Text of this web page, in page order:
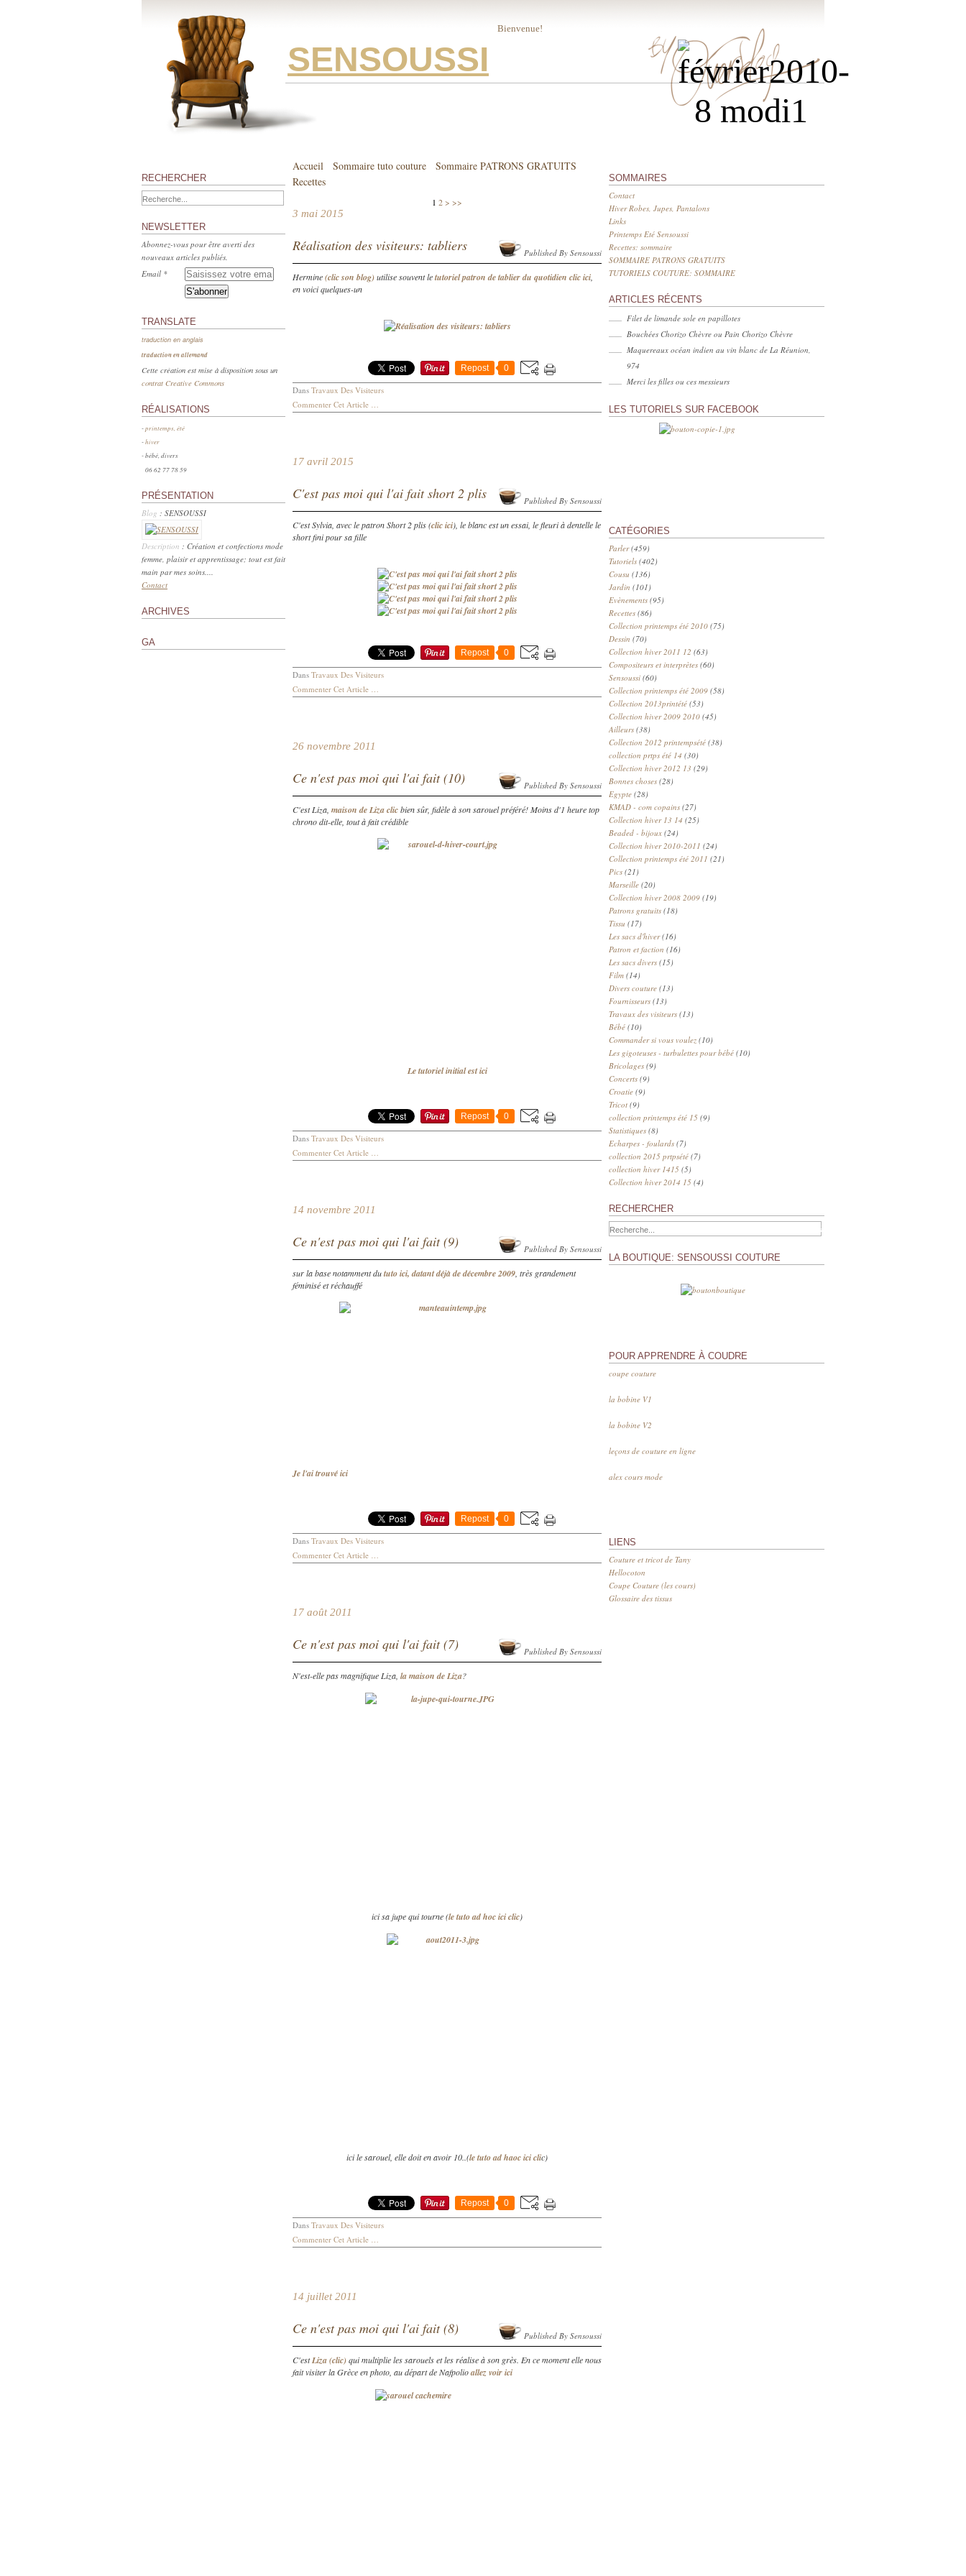
Bienvenue!
SENSOUSSI
RECHERCHER
NEWSLETTER
Abonnez-vous pour être averti des
nouveaux articles publiés.
Email
TRANSLATE
traduction en anglais
traduction en allemand
Cette création est mise à disposition sous un
contrat Creative Commons
RÉALISATIONS
-printemps, été
-hiver
- bébé, divers
06 62 77 78 59
PRÉSENTATION
Blog : SENSOUSSI
Description : Création et confections mode
femme, plaisir et apprentissage; tout est fait
main par mes soins....
Contact
ARCHIVES
GA
Accueil Sommaire tuto couture
Sommaire PATRONS GRATUITS
Recettes
1 2> >>
3 mai 2015
Réalisation des visiteurs: tabliers
Hermine(clic son blog)utilise souvent letutoriel patron de tablier du quotidien clic ici
en voici quelques-un
Repost 0
Published By Sensoussi
Dans Travaux Des Visiteurs
Commenter Cet Article …
17 avril 2015
C'est pas moi qui l'ai fait short 2 plis
C'est Sylvia, avec le patron Short 2 plis (clic ici), le blanc est un essai, le fleuri à dentelle le
short fini pour sa fille
Repost 0
Published By Sensoussi
Dans Travaux Des Visiteurs
Commenter Cet Article …
26 novembre 2011
Ce n'est pas moi qui l'ai fait (10)
C'est Liza, maison de Liza clicbien sûr, fidèle à son sarouel préféré! Moins d'1 heure top
chrono dit-elle, tout à fait crédible
Le tutoriel initial est ici
Repost 0
Published By Sensoussi
Dans Travaux Des Visiteurs
Commenter Cet Article …
14 novembre 2011
Ce n'est pas moi qui l'ai fait (9)
sur la base notamment dututo ici, datant déjà de décembre 2009 , très grandement
féminisé et réchauffé
Je l'ai trouvé ici
Repost 0
Published By Sensoussi
Dans Travaux Des Visiteurs
Commenter Cet Article …
17 août 2011
Ce n'est pas moi qui l'ai fait (7)
N'est-elle pas magnifique Liza, la maison de Liza?
ici sa jupe qui tourne (le tuto ad hoc ici clic)
ici le sarouel, elle doit en avoir 10..(le tuto ad haoc ici clic)
Repost 0
Published By Sensoussi
Dans Travaux Des Visiteurs
Commenter Cet Article …
14 juillet 2011
Ce n'est pas moi qui l'ai fait (8)
C'estLiza (clic)qui multiplie les sarouels et les réalise à son grès. En ce moment elle nous
fait visiter la Grèce en photo, au départ de Nafpolioallez voir ici
Published By Sensoussi
SOMMAIRES
Contact
Hiver Robes, Jupes, Pantalons
Links
Printemps Eté Sensoussi
Recettes: sommaire
SOMMAIRE PATRONS GRATUITS
TUTORIELS COUTURE: SOMMAIRE
ARTICLES RÉCENTS
Filet de limande sole en papillotes
Bouchées Chorizo Chèvre ou Pain Chorizo Chèvre
Maquereaux océan indien au vin blanc de La Réunion,
974
Merci les filles ou ces messieurs
LES TUTORIELS SUR FACEBOOK
CATÉGORIES
Parler(459)
Tutoriels (402)
Cousu (136)
Jardin (101)
Evènements (95)
Recettes (86)
Collection printemps été 2010 (75)
Dessin (70)
Collection hiver 2011 12 (63)
Compositeurs et interprètes (60)
Sensoussi (60)
Collection printemps été 2009 (58)
Collection 2013printété (53)
Collection hiver 2009 2010 (45)
Ailleurs (38)
Collection 2012 printempsété (38)
collection prtps été 14 (30)
Collection hiver 2012 13 (29)
Bonnes choses (28)
Egypte (28)
KMAD - com copains (27)
Collection hiver 13 14 (25)
Beaded - bijoux (24)
Collection hiver 2010-2011 (24)
Collection printemps été 2011 (21)
Pics (21)
Marseille (20)
Collection hiver 2008 2009 (19)
Patrons gratuits (18)
Tissu (17)
Les sacs d'hiver(16)
Patron et faction (16)
Les sacs divers (15)
Film (14)
Divers couture (13)
Fournisseurs (13)
Travaux des visiteurs (13)
Bébé (10)
Commander si vous voulez (10)
Les gigoteuses - turbulettes pour bébé (10)
Bricolages (9)
Concerts (9)
Croatie (9)
Tricot (9)
collection printemps été 15 (9)
Statistiques (8)
Echarpes - foulards (7)
collection 2015 prtpsété (7)
collection hiver 1415 (5)
Collection hiver 2014 15 (4)
RECHERCHER
LA BOUTIQUE: SENSOUSSI COUTURE
POUR APPRENDRE À COUDRE
coupe couture
la bobine V1
la bobine V2
leçons de couture en ligne
alex cours mode
LIENS
Couture et tricot de Tany
Hellocoton
Coupe Couture (les cours)
Glossaire des tissus